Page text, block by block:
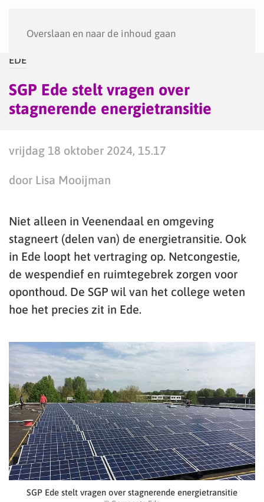
Overslaan en naar de inhoud gaan
EDE
SGP Ede stelt vragen over
stagnerende energietransitie
vrijdag 18 oktober 2024, 15.17
door Lisa Mooijman
Niet alleen in Veenendaal en omgeving
stagneert (delen van) de energietransitie. Ook
in Ede loopt het vertraging op. Netcongestie,
de wespendief en ruimtegebrek zorgen voor
oponthoud. De SGP wil van het college weten
hoe het precies zit in Ede.
SGP Ede stelt vragen over stagnerende energietransitie